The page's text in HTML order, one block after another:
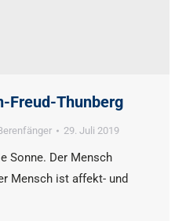
Freud-Thunberg
29. Juli 2019
Sonne. Der Mensch
Mensch ist affekt- und